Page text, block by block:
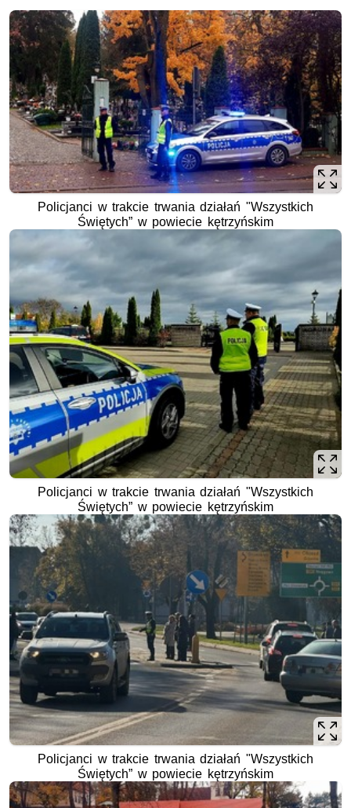
Policjanci w trakcie trwania działań "Wszystkich
Świętych” w powiecie kętrzyńskim
Policjanci w trakcie trwania działań "Wszystkich
Świętych” w powiecie kętrzyńskim
Policjanci w trakcie trwania działań "Wszystkich
Świętych” w powiecie kętrzyńskim